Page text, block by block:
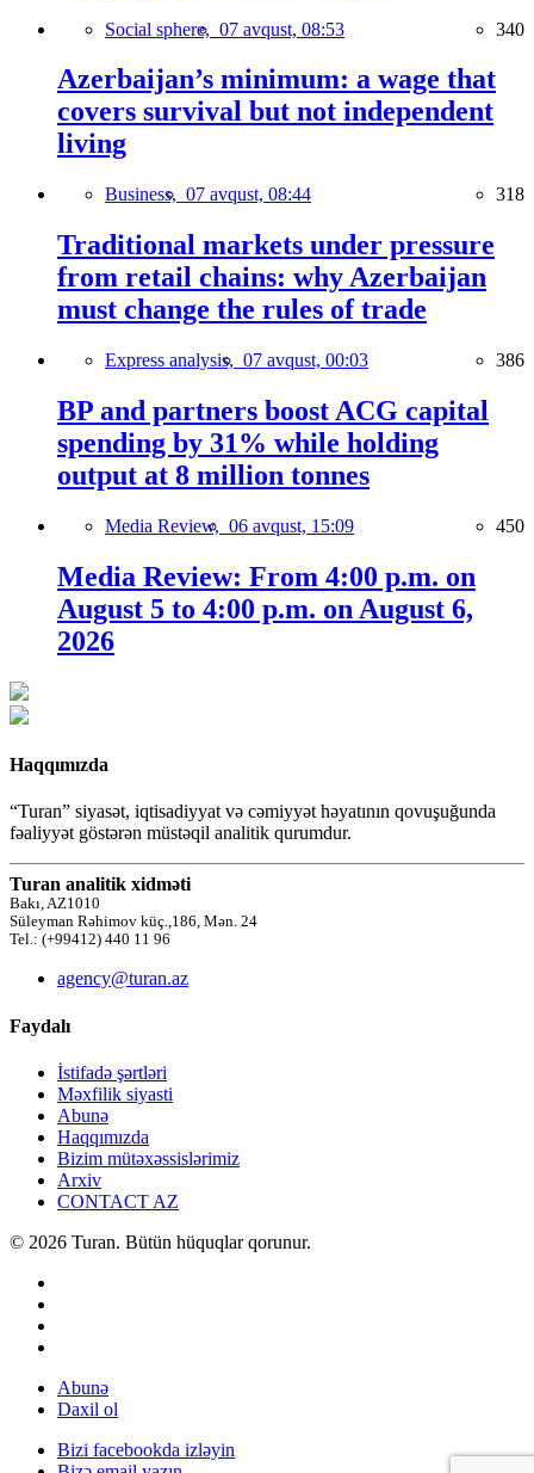
Social sphere, 07 avqust, 08:53 340
Azerbaijan’s minimum: a wage that
covers survival but not independent
living
Business, 07 avqust, 08:44 318
Traditional markets under pressure
from retail chains: why Azerbaijan
must change the rules of trade
Express analysis, 07 avqust, 00:03 386
BP and partners boost ACG capital
spending by 31% while holding
output at 8 million tonnes
Media Review, 06 avqust, 15:09 450
Media Review: From 4:00 p.m. on
August 5 to 4:00 p.m. on August 6,
2026
Haqqımızda
“Turan” siyasət, iqtisadiyyat və cəmiyyət həyatının qovuşuğunda
fəaliyyət göstərən müstəqil analitik qurumdur.
Turan analitik xidməti
Bakı, AZ1010
Süleyman Rəhimov küç.,186, Mən. 24
Tel.: (+99412) 440 11 96
agency@turan.az
Faydalı
İstifadə şərtləri
Məxfilik siyasti
Abunə
Haqqımızda
Bizim mütəxəssislərimiz
Arxiv
CONTACT AZ
© 2026 Turan. Bütün hüquqlar qorunur.
Abunə
Daxil ol
Bizi facebookda izləyin